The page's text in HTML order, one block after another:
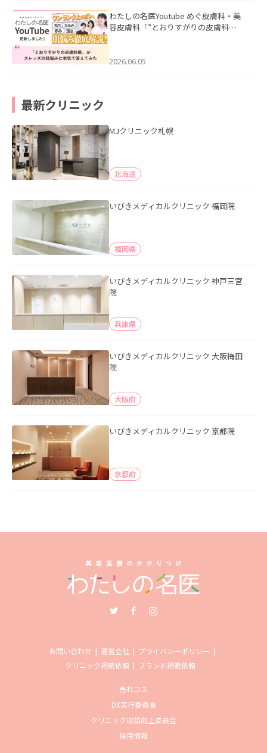
わたしの名医Youtube めぐ皮膚科・美
容皮膚科「”とおりすがりの皮膚科
2026.06.05
最新クリニック
MJクリニック札幌
北海道
いびきメディカルクリニック 福岡院
福岡県
いびきメディカルクリニック 神戸三宮
院
兵庫県
いびきメディカルクリニック 大阪梅田
院
大阪府
いびきメディカルクリニック 京都院
京都府
お問い合わせ 運営会社
プライバシーポリシー
クリニック掲載依頼
ブランド掲載依頼
売れコス
DX実行委員長
クリニック収益向上委員会
採用情報